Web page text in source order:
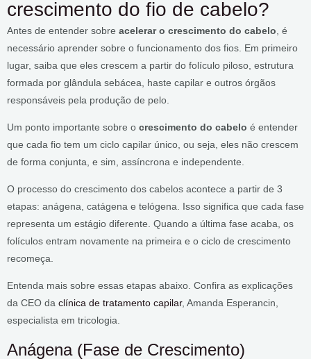
crescimento do fio de cabelo?
Antes de entender sobre acelerar o crescimento do cabelo , é
necessário aprender sobre o funcionamento dos fios. Em primeiro
lugar, saiba que eles crescem a partir do folículo piloso, estrutura
formada por glândula sebácea, haste capilar e outros órgãos
responsáveis pela produção de pelo.
Um ponto importante sobre o crescimento do cabelo é entender
que cada fio tem um ciclo capilar único, ou seja, eles não crescem
de forma conjunta, e sim, assíncrona e independente.
O processo do crescimento dos cabelos acontece a partir de 3
etapas: anágena, catágena e telógena. Isso significa que cada fase
representa um estágio diferente. Quando a última fase acaba, os
folículos entram novamente na primeira e o ciclo de crescimento
recomeça.
Entenda mais sobre essas etapas abaixo. Confira as explicações
da CEO da clínica de tratamento capilar, Amanda Esperancin,
especialista em tricologia.
Anágena (Fase de Crescimento)